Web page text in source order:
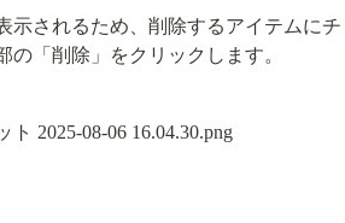
示されるため、削除するアイテムにチ
の「削除」をクリックします。